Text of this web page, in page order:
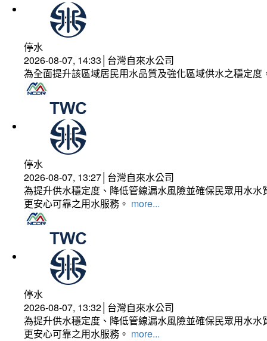
停水
2026-08-07, 14:33│台灣自來水公司
為全面提升該區域居民用水品質及強化區域供水之穩定
停水
2026-08-07, 13:27│台灣自來水公司
為提升供水穩定度、降低管線漏水風險並確保民眾用水
更安心可靠之用水服務。 more...
停水
2026-08-07, 13:32│台灣自來水公司
為提升供水穩定度、降低管線漏水風險並確保民眾用水
更安心可靠之用水服務。 more...